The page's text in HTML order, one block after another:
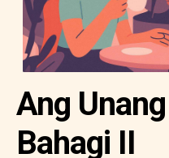
Ang
Bahagi II